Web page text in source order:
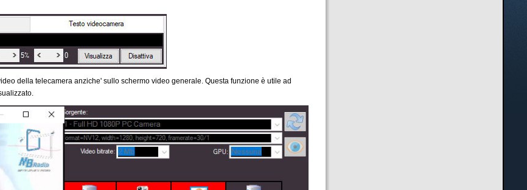
della telecamera anziche' sullo schermo video generale. Questa funzione è utile ad